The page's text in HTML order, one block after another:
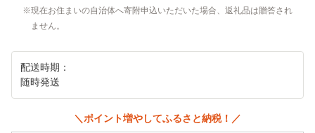
現在お住まいの自治体へ寄附申込いただいた場合、返礼品は贈答され
ません。
配送時期：
随時発送
＼ポイント増やしてふるさと納税！／